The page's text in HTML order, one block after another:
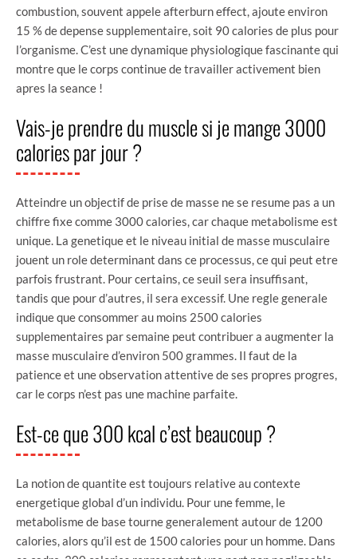
combustion, souvent appele afterburn effect, ajoute environ
15 % de depense supplementaire, soit 90 calories de plus pour
l’organisme. C’est une dynamique physiologique fascinante qui
montre que le corps continue de travailler activement bien
apres la seance !
Vais-je prendre du muscle si je mange 3000
calories par jour ?
Atteindre un objectif de prise de masse ne se resume pas a un
chiffre fixe comme 3000 calories, car chaque metabolisme est
unique. La genetique et le niveau initial de masse musculaire
jouent un role determinant dans ce processus, ce qui peut etre
parfois frustrant. Pour certains, ce seuil sera insuffisant,
tandis que pour d’autres, il sera excessif. Une regle generale
indique que consommer au moins 2500 calories
supplementaires par semaine peut contribuer a augmenter la
masse musculaire d’environ 500 grammes. Il faut de la
patience et une observation attentive de ses propres progres,
car le corps n’est pas une machine parfaite.
Est-ce que 300 kcal c’est beaucoup ?
La notion de quantite est toujours relative au contexte
energetique global d’un individu. Pour une femme, le
metabolisme de base tourne generalement autour de 1200
calories, alors qu’il est de 1500 calories pour un homme. Dans